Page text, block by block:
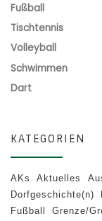
Fußball
Tischtennis
Volleyball
Schwimmen
Dart
KATEGORIEN
AKs Aktuelles
Dorfgeschichte(n)
Fußball
Grenze/